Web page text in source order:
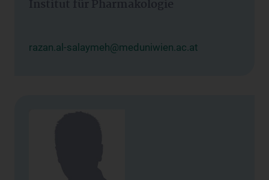
Institut für Pharmakologie
razan.al-salaymeh@meduniwien.ac.at